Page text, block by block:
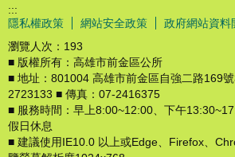
:::
隱私權政策
網站安全政策
政府網站資料
瀏覽人次： 193
■ 版權所有：高雄市前金區公所
■ 地址：801004 高雄市前金區自強二路169
2723133 ■ 傳真：07-2416375
■ 服務時間：早上8:00~12:00、下午
假日休息
■ 建議使用IE10.0 以上或Edge、Firefox、